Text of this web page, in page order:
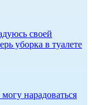
своей
уборка в туалете
нарадоваться